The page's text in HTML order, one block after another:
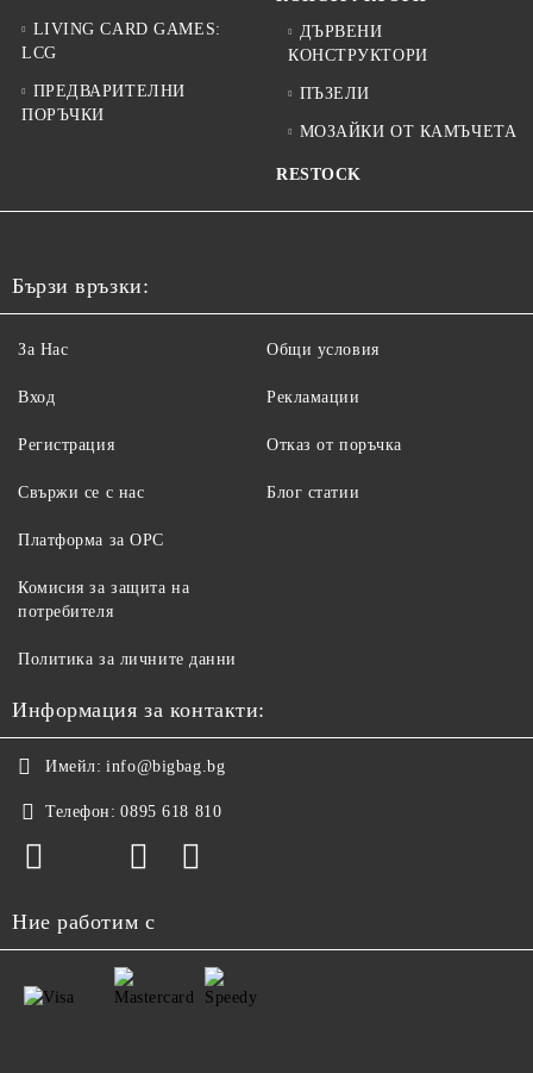
LIVING CARD GAMES:
LCG
ПРЕДВАРИТЕЛНИ
ПОРЪЧКИ
ДЪРВЕНИ
КОНСТРУКТОРИ
ПЪЗЕЛИ
МОЗАЙКИ ОТ КАМЪЧЕТА
RESTOCK
Бързи връзки:
За Нас
Вход
Регистрация
Свържи се с нас
Общи условия
Рекламации
Отказ от поръчка
Блог статии
Платформа за ОРС
Комисия за защита на
потребителя
Политика за личните данни
Информация за контакти:
Имейл: info@bigbag.bg
Телефон: 0895 618 810
Ние работим с